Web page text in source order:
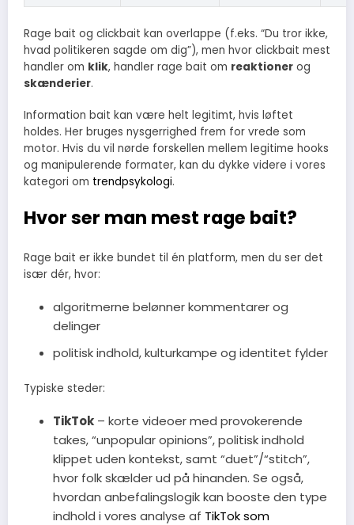
Rage bait og clickbait kan overlappe (f.eks. “Du tror ikke,
hvad politikeren sagde om dig”), men hvor clickbait mest
handler om klik, handler rage bait om reaktioner og
skænderier.
Information bait kan være helt legitimt, hvis løftet
holdes. Her bruges nysgerrighed frem for vrede som
motor. Hvis du vil nørde forskellen mellem legitime hooks
og manipulerende formater, kan du dykke videre i vores
kategori om trendpsykologi.
Hvor ser man mest rage bait?
Rage bait er ikke bundet til én platform, men du ser det
især dér, hvor:
algoritmerne belønner kommentarer og
delinger
politisk indhold, kulturkampe og identitet fylder
Typiske steder:
TikTok– korte videoer med provokerende
takes, “unpopular opinions”, politisk indhold
klippet uden kontekst, samt “duet”/“stitch”,
hvor folk skælder ud på hinanden. Se også,
hvordan anbefalingslogik kan booste den type
indhold i vores analyse af TikTok som